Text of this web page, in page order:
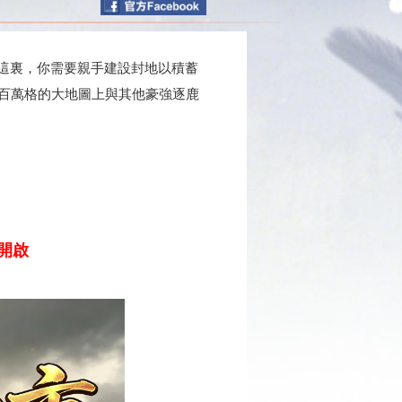
裏，你需要親手建設封地以積蓄
萬格的大地圖上與其他豪強逐鹿
啟